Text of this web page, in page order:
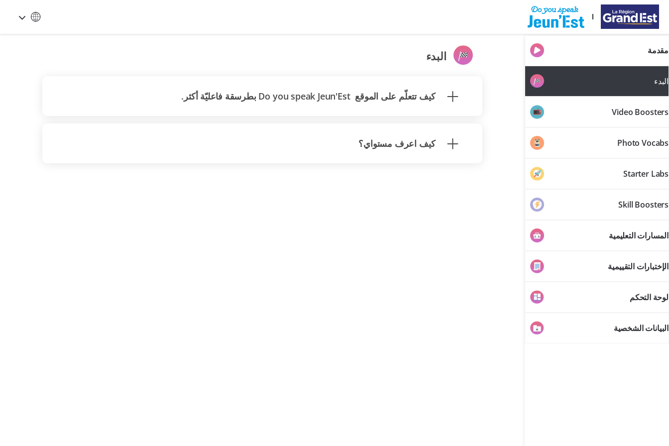
تخطي إلى المحتوى الرئيسي
مقدمة
البدء
Video Boosters
Photo Vocabs
Starter Labs
Skill Boosters
المسارات التعليمية
الإختبارات التقييمية
لوحة التحكم
البيانات الشخصية
البدء
كيف تتعلّم على الموقع Do you speak Jeun'Est بطرسقة فاعليّة أكثر.
كيف اعرف مستواي؟